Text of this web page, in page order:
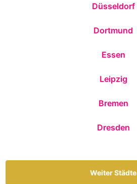
Düsseldorf
Dortmund
Essen
Leipzig
Bremen
Dresden
Weiter Städte